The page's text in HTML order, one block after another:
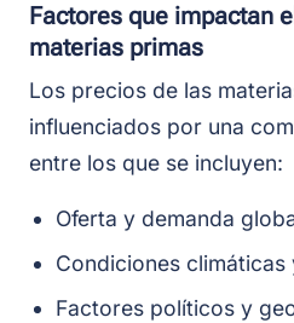
Factores que impactan
materias primas
Los precios de las
influenciados por una
entre los que se incluyen:
Oferta y demanda
Condiciones
Factores políticos y